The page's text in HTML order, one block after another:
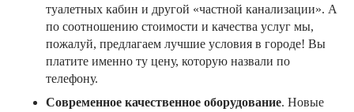
туалетных кабин и другой «частной канализации». А
по соотношению стоимости и качества услуг мы,
пожалуй, предлагаем лучшие условия в городе! Вы
платите именно ту цену, которую назвали по
телефону.
Современное качественное оборудование. Новые